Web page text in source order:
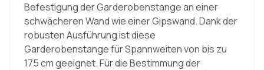
Befestigung der Garderobenstange an einer
schwächeren Wand wie einer Gipswand. Dank der
robusten Ausführung ist diese
Garderobenstange für Spannweiten von bis zu
175 cm geeignet. Für die Bestimmung der